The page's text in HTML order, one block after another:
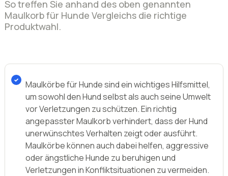
So treffen Sie anhand des oben genannten
Maulkorb für Hunde Vergleichs die richtige
Produktwahl.
Maulkörbe für Hunde sind ein wichtiges Hilfsmittel,
um sowohl den Hund selbst als auch seine Umwelt
vor Verletzungen zu schützen. Ein richtig
angepasster Maulkorb verhindert, dass der Hund
unerwünschtes Verhalten zeigt oder ausführt.
Maulkörbe können auch dabei helfen, aggressive
oder ängstliche Hunde zu beruhigen und
Verletzungen in Konfliktsituationen zu vermeiden.